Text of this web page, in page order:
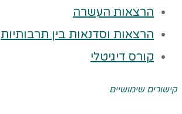
הרצאות העשרה
הרצאות וסדנאות בין תרבותיות
קורס דיגיטלי
קישורים שימושיים